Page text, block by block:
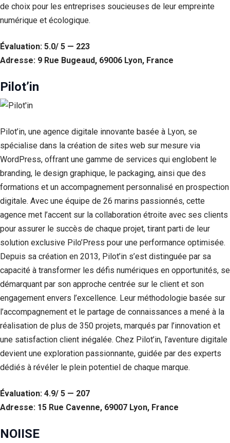
de choix pour les entreprises soucieuses de leur empreinte
numérique et écologique.
Évaluation: 5.0/ 5 — 223
Adresse: 9 Rue Bugeaud, 69006 Lyon, France
Pilot’in
Pilot’in, une agence digitale innovante basée à Lyon, se
spécialise dans la création de sites web sur mesure via
WordPress, offrant une gamme de services qui englobent le
branding, le design graphique, le packaging, ainsi que des
formations et un accompagnement personnalisé en prospection
digitale. Avec une équipe de 26 marins passionnés, cette
agence met l’accent sur la collaboration étroite avec ses clients
pour assurer le succès de chaque projet, tirant parti de leur
solution exclusive Pilo’Press pour une performance optimisée.
Depuis sa création en 2013, Pilot’in s’est distinguée par sa
capacité à transformer les défis numériques en opportunités, se
démarquant par son approche centrée sur le client et son
engagement envers l’excellence. Leur méthodologie basée sur
l’accompagnement et le partage de connaissances a mené à la
réalisation de plus de 350 projets, marqués par l’innovation et
une satisfaction client inégalée. Chez Pilot’in, l’aventure digitale
devient une exploration passionnante, guidée par des experts
dédiés à révéler le plein potentiel de chaque marque.
Évaluation: 4.9/ 5 — 207
Adresse: 15 Rue Cavenne, 69007 Lyon, France
NOIISE
Statistiques
Afin que
puissions
améliorer la
fonctionnalité
du site Web,
de la façon
utilisé.
Experience
Afin que notre
site Web
fonctionne
possible lors
de votre visite.
Si vous
refusez ces
cookies,
certaines
disparaîtront
du site Web.
Marketing
En partageant
votre intérêt et
comportement
visitez notre
site, vous
augmentez les
voir du
contenu et des